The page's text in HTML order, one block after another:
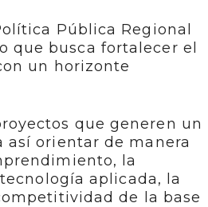
Pública Regional
que busca fortalecer el
un horizonte
que generen un
orientar de manera
la
aplicada, la
de la base